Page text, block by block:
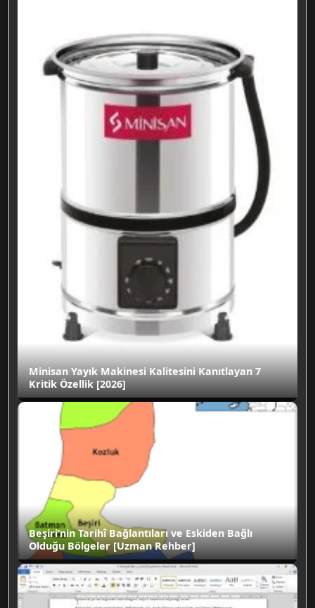
Minisan Yayık Makinesi Kalitesini Kanıtlayan 7
Kritik Özellik [2026]
Beşiri’nin Tarihî Bağlantıları ve Eskiden Bağlı
Olduğu Bölgeler [Uzman Rehber]